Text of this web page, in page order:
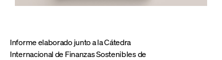
Informe elaborado junto a la Cátedra
Internacional de Finanzas Sostenibles de